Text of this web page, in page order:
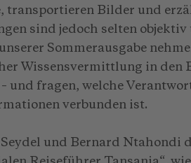
transportieren Bilder und
sind jedoch selten
Sommerausgabe
Wissensvermittlung in den
und fragen, welche
verbunden ist.
und Bernard Ntahondi